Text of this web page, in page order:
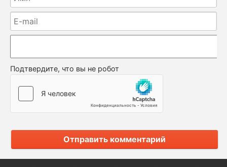
Подтвердите, что вы не робот
Отправить комментарий